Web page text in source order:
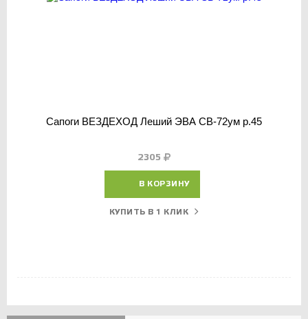
Сапоги ВЕЗДЕХОД Леший ЭВА СВ-72ум р.45
2305
В КОРЗИНУ
КУПИТЬ В 1 КЛИК